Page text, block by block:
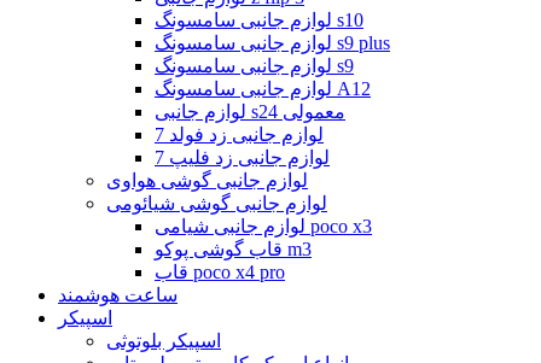
لوازم جانبی سامسونگ s10
لوازم جانبی سامسونگ s9 plus
لوازم جانبی سامسونگ s9
لوازم جانبی سامسونگ A12
لوازم جانبی s24 معمولی
لوازم جانبی زد فولد 7
لوازم جانبی زد فلیپ 7
لوازم جانبی گوشی هواوی
لوازم جانبی گوشی شیائومی
لوازم جانبی شیامی poco x3
قاب گوشی پوکو m3
قاب poco x4 pro
ساعت هوشمند
اسپیکر
اسپیکر بلوتوثی